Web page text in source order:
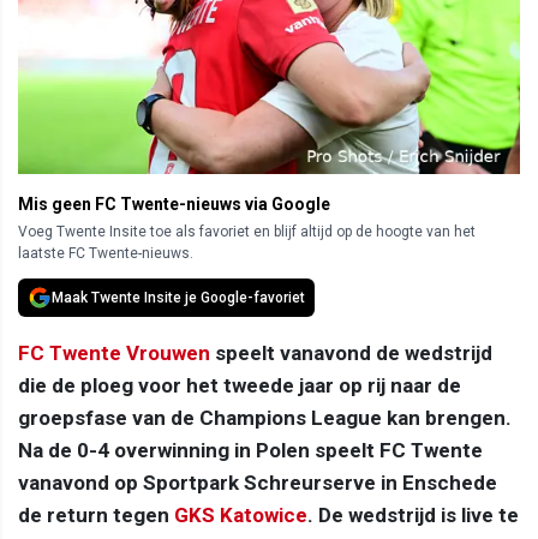
Mis geen FC Twente-nieuws via Google
Voeg Twente Insite toe als favoriet en blijf altijd op de hoogte van het
laatste FC Twente-nieuws.
Maak Twente Insite je Google-favoriet
FC Twente Vrouwen speelt vanavond de wedstrijd
die de ploeg voor het tweede jaar op rij naar de
groepsfase van de Champions League kan brengen.
Na de 0-4 overwinning in Polen speelt FC Twente
vanavond op Sportpark Schreurserve in Enschede
de return tegen GKS Katowice. De wedstrijd is live te